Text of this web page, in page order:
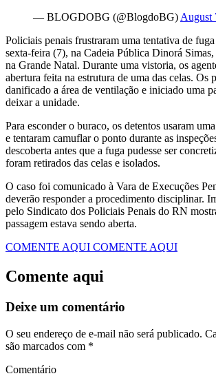
— BLOGDOBG (@BlogdoBG) August
Policiais penais frustraram uma tentativa de fuga
sexta-feira (7), na Cadeia Pública Dinorá
na Grande Natal. Durante uma vistoria, os
abertura feita na estrutura de uma das celas. Os
danificado a área de ventilação e iniciado uma
deixar a unidade.
Para esconder o buraco, os detentos usaram
e tentaram camuflar o ponto durante as
descoberta antes que a fuga pudesse ser
foram retirados das celas e isolados.
O caso foi comunicado à Vara de Execuções
deverão responder a procedimento disciplinar.
pelo Sindicato dos Policiais Penais do RN
passagem estava sendo aberta.
COMENTE AQUI COMENTE AQUI
Comente aqui
Deixe um comentário
O seu endereço de e-mail não será publicado.
são marcados com *
Comentário